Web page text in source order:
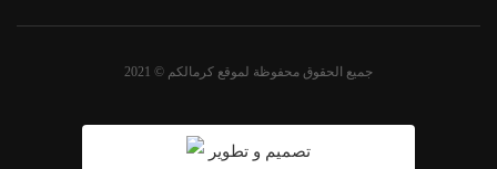
جميع الحقوق محفوظة لموقع كرمالكم © 2021
تصميم و تطوير